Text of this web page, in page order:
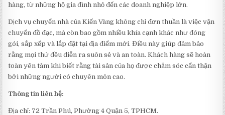
hàng, từ những hộ gia đình nhỏ đến các doanh nghiệp lớn.
Dịch vụ chuyển nhà của Kiến Vàng không chỉ đơn thuần là việc vận
chuyển đồ đạc, mà còn bao gồm nhiều khía cạnh khác như đóng
gói, sắp xếp và lắp đặt tại địa điểm mới. Điều này giúp đảm bảo
rằng mọi thứ đều diễn ra suôn sẻ và an toàn. Khách hàng sẽ hoàn
toàn yên tâm khi biết rằng tài sản của họ được chăm sóc cẩn thận
bởi những người có chuyên môn cao.
Thông tin liên hệ:
Địa chỉ: 72 Trần Phú, Phường 4 Quận 5, TPHCM.